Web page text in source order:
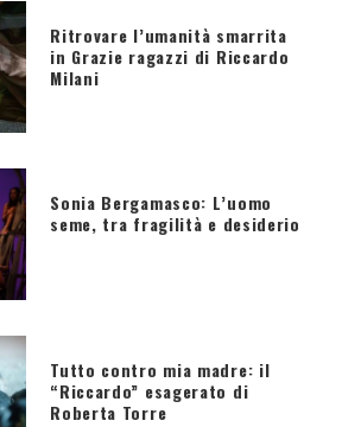
Ritrovare l’umanità smarrita
in Grazie ragazzi di Riccardo
Milani
Sonia Bergamasco: L’uomo
seme, tra fragilità e desiderio
Tutto contro mia madre: il
“Riccardo” esagerato di
Roberta Torre